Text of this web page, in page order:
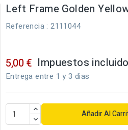
Left Frame Golden
Referencia : 2111044
5,00 € Impuestos
Entrega entre 1 y 3 dias
Añadir Al